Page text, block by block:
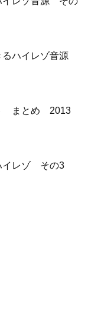
ハイレゾ音源
まとめ 2013
イレゾ その3